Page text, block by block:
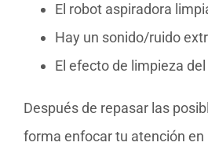
El robot aspiradora
Hay un sonido/ruido
El efecto de limpieza
Después de repasar las
forma enfocar tu atención